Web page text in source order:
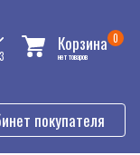
Корзина 0
нет товаров
покупателя